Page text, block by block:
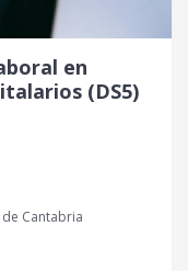
en
(DS5)
Cantabria